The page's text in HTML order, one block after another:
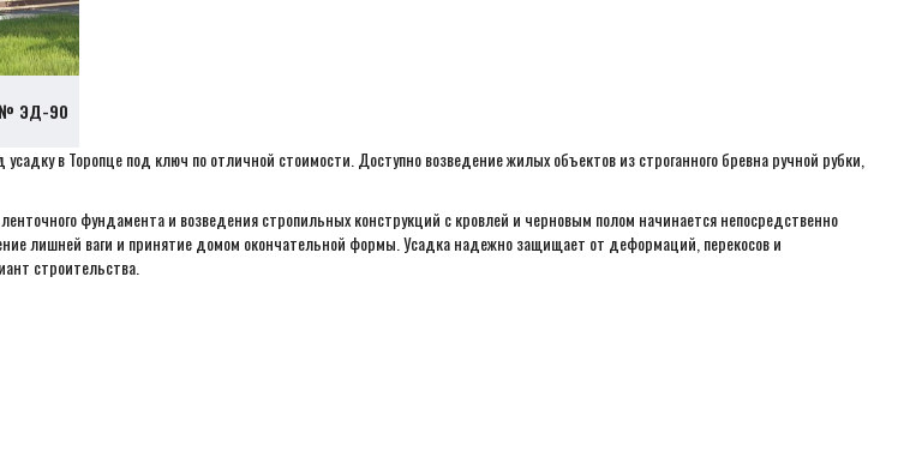
№ ЭД-90
в Торопце под ключ по отличной стоимости. Доступно возведение жилых объектов из строганного бревна ручной рубки,
фундамента и возведения стропильных конструкций с кровлей и черновым полом начинается непосредственно
лишней ваги и принятие домом окончательной формы. Усадка надежно защищает от деформаций, перекосов и
строительства.